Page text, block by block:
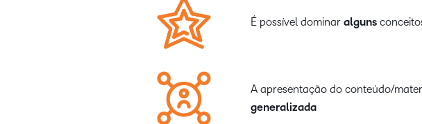
É possível dominar alguns
A apresentação do conteúdo/
generalizada